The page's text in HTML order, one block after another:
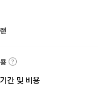
간 및 비용